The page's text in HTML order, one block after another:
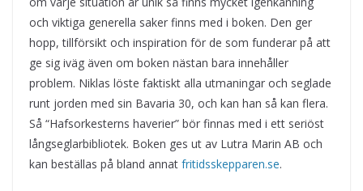
och viktiga generella saker finns med i boken. Den ger
hopp, tillförsikt och inspiration för de som funderar på att
ge sig iväg även om boken nästan bara innehåller
problem. Niklas löste faktiskt alla utmaningar och seglade
runt jorden med sin Bavaria 30, och kan han så kan flera.
Så “Hafsorkesterns haverier” bör finnas med i ett seriöst
långseglarbibliotek. Boken ges ut av Lutra Marin AB och
kan beställas på bland annat fritidsskepparen.se.